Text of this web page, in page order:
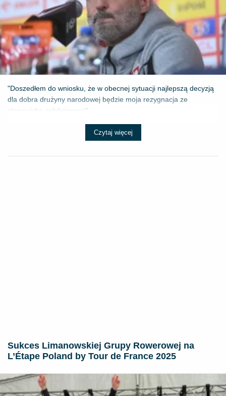
"Doszedłem do wniosku, że w obecnej sytuacji najlepszą decyzją
dla dobra drużyny narodowej będzie moja rezygnacja ze
stanowiska selekcjonera" - ...
Czytaj więcej
Sukces Limanowskiej Grupy Rowerowej na
L’Étape Poland by Tour de France 2025